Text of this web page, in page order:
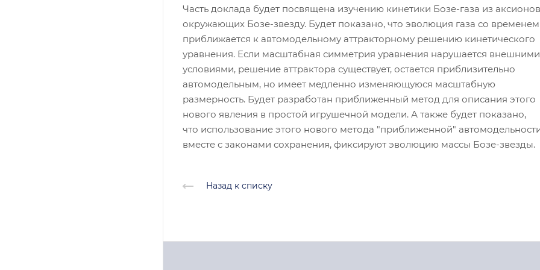
Часть доклада будет посвящена изучению кинетики Бозе-газа из
окружающих Бозе-звезду. Будет показано, что эволюция газа со временем
приближается к автомодельному аттракторному решению кинетического
уравнения. Если масштабная симметрия уравнения нарушается внешними
условиями, решение аттрактора существует, остается приблизительно
автомодельным, но имеет медленно изменяющуюся масштабную
размерность. Будет разработан приближенный метод для описания этого
нового явления в простой игрушечной модели. А также будет показано,
что использование этого нового метода "приближенной"
вместе с законами сохранения, фиксируют эволюцию массы Бозе-звезды.
Назад к списку